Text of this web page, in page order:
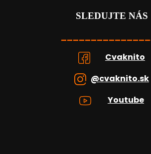
SLEDUJTE NÁS
Cvaknito
@cvaknito.sk
Youtube